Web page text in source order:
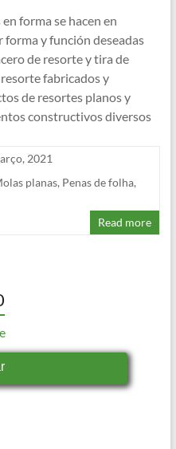
forma se hacen en
forma y función deseadas
de resorte y tira de
fabricados y
de resortes planos y
constructivos diversos
2021
planas, Penas de folha,
Read more